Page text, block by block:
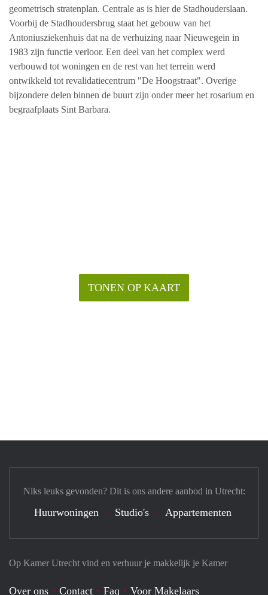
geometrisch stratenplan. Centrale as is hier de Stadhouderslaan.
Voorbij de Stadhoudersbrug staat het gebouw van het
Antoniusziekenhuis dat na de verhuizing naar Nieuwegein in
1983 zijn functie verloor. Een deel van het complex werd
verbouwd tot woningen en de rest van het terrein werd
ontwikkeld tot revalidatiecentrum "De Hoogstraat". Overige
bijzondere delen binnen de buurt zijn onder meer het rosarium en
begraafplaats Sint Barbara.
TONEN OP KAART
Op Kamer Utrecht vind en verhuur je makkelijk je Kamer
Over ons Contact Faq Voor Makelaars
Niks leuks gevonden? Dit is ons andere aanbod in Utrecht:
Huurwoningen Studio's Appartementen